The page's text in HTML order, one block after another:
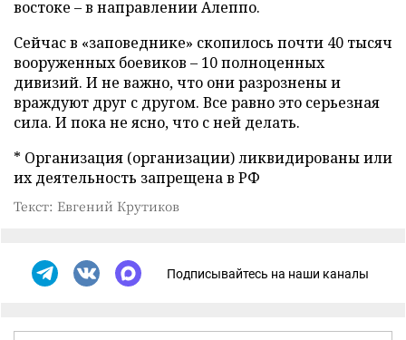
востоке – в направлении Алеппо.
Сейчас в «заповеднике» скопилось почти 40 тысяч
вооруженных боевиков – 10 полноценных
дивизий. И не важно, что они разрознены и
враждуют друг с другом. Все равно это серьезная
сила. И пока не ясно, что с ней делать.
* Организация (организации) ликвидированы или
их деятельность запрещена в РФ
Текст: Евгений Крутиков
Подписывайтесь на наши каналы